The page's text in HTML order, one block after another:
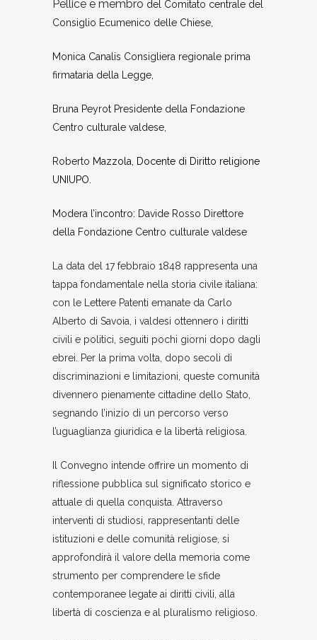
Pellice e membro del Comitato centrale del
Consiglio Ecumenico delle Chiese,
Monica Canalis Consigliera regionale prima
firmataria della Legge,
Bruna Peyrot Presidente della Fondazione
Centro culturale valdese,
Roberto Mazzola, Docente di Diritto religione
UNIUPO.
Modera l’incontro: Davide Rosso Direttore
della Fondazione Centro culturale valdese
La data del 17 febbraio 1848 rappresenta una
tappa fondamentale nella storia civile italiana:
con le Lettere Patenti emanate da Carlo
Alberto di Savoia, i valdesi ottennero i diritti
civili e politici, seguiti pochi giorni dopo dagli
ebrei. Per la prima volta, dopo secoli di
discriminazioni e limitazioni, queste comunità
divennero pienamente cittadine dello Stato,
segnando l’inizio di un percorso verso
l’uguaglianza giuridica e la libertà religiosa.
Il Convegno intende offrire un momento di
riflessione pubblica sul significato storico e
attuale di quella conquista. Attraverso
interventi di studiosi, rappresentanti delle
istituzioni e delle comunità religiose, si
approfondirà il valore della memoria come
strumento per comprendere le sfide
contemporanee legate ai diritti civili, alla
libertà di coscienza e al pluralismo religioso.